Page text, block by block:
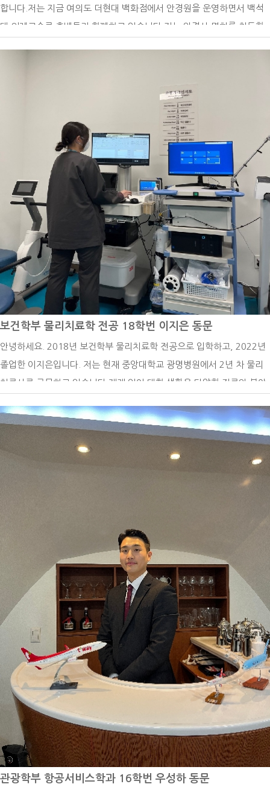
고 싶습니다. 학생회장, 대외활동, 학업, 자격증 공부를 병행하며 정말 힘
한 보상을 처음 느꼈습니다. 시간이 지난 지금, 그때의 기억을 연료 삼아
불완전함에 불안해지고 서투른 모습이 때론 싫어질 때도 있지만 그럴 때
면 대학시절 기억을 꺼내 떠올려 보며 비틀대도 넘어지지 않도록 하루하
루 노력하고 있습니다. 이 글을 읽는 모든 학우 분들도 백석인으로서의
자긍심과 자부심을 갖길 바라며, 각자 이어 나갈 미래를 응원하겠습니다.
감사합니다.
들은 노트북이나 핸드폰 메모장에 따로 기록을 해놓았으며, 자격증을 딸
기회가 생기면 피하지 않고 도전하게 되었습니다. 그 결과 8개의 자격증
의실을 매일 빌리면서 면접 준비를 했습니다. 스터디를 통해 교수님께 피
드백을 받으면서 부족한 부분들을 개선할 수 있었고, 많은 도움을 받을
수 있었습니다. 이런 과정들 덕분에 처음으로 지원하는 항공사에서 한 번
에 합격할 수 있었던 거 같습니다. 이 자리를 빌려 나윤서 교수님께 감사
하다는 말씀 전해 드리고 싶습니다. 저는 이제 취업을 하게 되어 직장 생
활을 하게 될 텐데, 대학생 때 가졌던 마음가짐과 태도를 바탕으로 현실
에 안주하지 않고 계속해서 발전해 나가는 사람이 되려 합니다. 이 글을
보고 있는 후배들에게는 좋은 동기부여가 되었으면 좋겠습니다. 여러분
의 앞날을 응원하겠습니다!
합니다.저는 지금 여의도 더현대 백화점에서 안경원을 운영하면서 백석
대 외래교수로 후배들과 함께하고 있습니다.저는 안경사 면허를 취득한
할 수 있었습니다. 또 동시에 백석대학교 대학원 안경광학과에 진학하여
학업과 안경사 경험을 동시에 쌓을 수 있었습니다.​모교 대학원에 진학하
여 학부 때부터 저를 지도해 주신 교수님들과 함께 학업을 계속하여 더
효과적으로 학업을 병행할 수 있었고, 무엇보다 근무하면서 생겼던 현장
에서 궁금한 점들을 실제로 실험해 보면서 연구할 수 있었습니다.우리 대
학에는 다양하고 우수한 검안 장비를 갖추고 있어서 연구를 수행하기에
매우 좋은 환경입니다. 또한 지도 교수님과 대학원 학우들과 같이 연구도
하며 학술대회에서 우수논문상도 수상하였습니다.대학원 졸업 후 저는
모교 안경광학과 후배들에게 강의하고 있습니다.수업을 통해서 후배들을
만나게 되어 매우 뿌듯하며 그만큼 열심히 수업을 준비하고 여러 가지 진
로에 대해서도 함께 이야기할 수 있도록 하고 있습니다.열심히 노력한 결
과 우수 교원에도 선정되는 뜻깊은 결과도 얻었습니다.대학교에 다니면
서 진로에 대해서 정말 많이 고민했었던 거 같습니다. 안경광학과의 경우
안경사나 검안사만 생각하는 경우가 많은데 정말 많은 진로가 있습니다.
가장 기본적인 안경사나 검안사뿐만 아니라 광학 회사, 광학 렌즈 회사
등등 많은 곳으로 취업하고 있습니다.취업에 있어서 가장 중요한 건 내가
니다.졸업 후 준비하는것 보다는 대학교에 다니면서 내가 하고자 하는 일
을 생각해 보고 그것에 맞게 전략을 준비하는 게 중요합니다. 예를 들어
내가 하고자 하는 업무에서 필요한 조건이 석사과정이면 그에게 맞는 대
학원 진학 준비를 해야 하기 때문입니다.저는 하고자 하는 일이 석사과정
이 필요했기 때문에 진학하였고 덕분에 지금 원하던 일을 할 수 있게 되
레스나 진로로 관련하여 고민도 많았지만 지나서 생각해 보니 그러한 걱
정들과 고민이 추억이 되고 웃으며 이야기할 수 있게 된 거 같습니다.그
래서 저는 만약 대학교 때로 돌아간다면 무엇을 하더라도 정말 최선을 다
해서 대학 생활을 하고 싶습니다.지금은 평범한 대학교 생활들이 나중에
는 그리운 추억이 되고 아쉬운 과거가 될 수 있으니까 지금 주어진 상황
에서 최선을 다하면 좋겠습니다.그래서 후배들도 대학교 생활을 최대한
즐겼으면 좋겠습니다. 축제 기간에는 진심으로 축제를 즐겨도 보고, 시험
기간에는 열정적으로 공부도 하면서 다시 오지 않을 대학 생활을 지냈으
면 좋겠습니다. '준비된 자만이 기회를 잡는다' 정말 무수히 많이 들어본
이야기였습니다. 진부하고 너무나도 당연하게 생각했던 말이 지금은 제
좌우명이 되었습니다. 정말 기회는 언제 어디서 어떻게 나에게 올지 모릅
니다.졸업 후 일과 대학원을 같이 다닌 이유도 나에게 기회가 올 수도 있
겠다는 생각에 힘든 과정이라도 버틸 수 있었습니다. 덕분에 저는 제가
하고 싶었던 안경원을 운영하고 있으며 모교에서 강의도 하고 있습니다.
보건학부 물리치료학 전공 18학번 이지은 동문
안녕하세요. 2018년 보건학부 물리치료학 전공으로 입학하고, 2022년
졸업한 이지은입니다. 저는 현재 중앙대학교 광명병원에서 2년 차 물리
치료사로 근무하고 있습니다.제게 있어 대학 생활은 다양한 진로와 분야
도 저와 같이 미래를 위한 진지한 고민을 이어가고 계실 거라고 생각합니
다. 저는 물리치료학과를 졸업한 후, 임상에서의 풍부한 경험을 쌓고 싶
어 대학병원에 지원하였고 첫 병원에서 다양한 케이스의 환자를 접할 수
있었습니다. 직접 치료를 계획하고 진행하면서 궁금하고 관심 있는 학회
상으로 심장 재활을 진행하고 있습니다. 환자분들이 건강관리의 중요성
을 깨닫고, 맞춤형 운동을 꾸준히 수행하는 모습을 보면 물리치료사로서
보람을 느끼고 있습니다. 그리고 의료 분야는 끊임없이 발전하고 있기에,
저 또한 앞으로 배우고 공부해야 할 것들이 더 많이 남아있다고 생각합니
다.이를 통해 최종적인 목표를 정의해 본다면, 환자의 신체뿐만 아니라
마음까지 치료하는 물리치료사 라고 할 수 있을 것 같습니다. 검사나 치
료 시작 전 차트를 자세히 살펴보고, 환자를 꼼꼼하게 파악하면서도 질문
을 통해 이야기를 자연스럽게 털어놓을 수 있는 환경을 제공합니다. 이와
같은 환자와의 의사소통은 단방향적인 정보 전달이 아닌 상호적인 대화
와 소통으로 이루어져야 합니다. 표정이나 자세, 몸짓 등 비언어적 신호
를 통해 환자의 감정이나 요구사항을 파악하고 응답하는 것은 환자와의
신뢰 관계를 형성하는 데 도움이 되며, 불편한 점이나 어려움을 미리 파
악하여 적극적으로 대응할 수 있습니다. 이처럼 전문적인 재활 치료를 제
공하는 것은 물론이고, 환자와 보호자의 마음까지도 헤아릴 수 있는 따뜻
한 물리치료사로 기억되고 싶습니다.이렇게 제가 꾸준히 도전하고 성장
관광학부 항공서비스학과 16학번 우성하 동문